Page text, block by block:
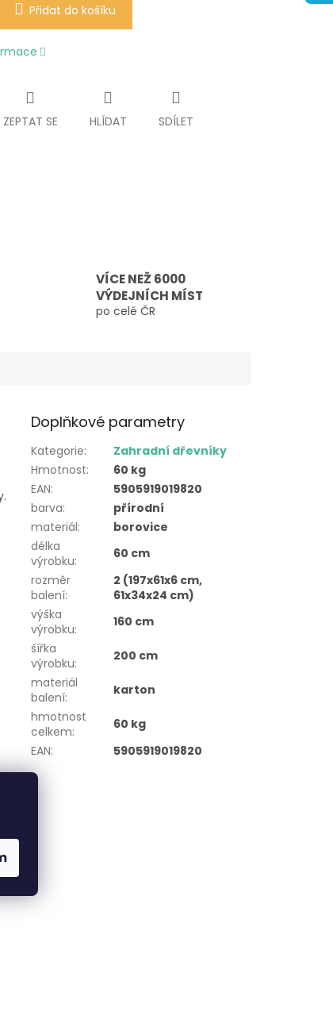
Přidat do košíku
ZEPTAT SE HLÍDAT SDÍLET
VÍCE NEŽ 6000
VÝDEJNÍCH MÍST
po celé ČR
Doplňkové parametry
Kategorie:
Zahradní dřevníky
Hmotnost:
60 kg
EAN:
5905919019820
barva:
přírodní
materiál:
borovice
délka
výrobku:
60 cm
rozměr
balení:
2 (197x61x6 cm,
61x34x24 cm)
výška
výrobku:
160 cm
šířka
výrobku:
200 cm
materiál
balení:
karton
hmotnost
celkem:
60 kg
EAN: 5905919019820